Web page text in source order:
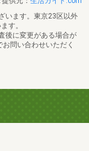
います。東京23区以外
す。
後に変更がある場合が
問い合わせいただく